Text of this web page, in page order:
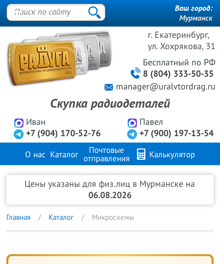
г. Екатеринбург,
ул. Хохрякова, 31
Иван
+7 (904) 170-52-76
Павел
+7 (900) 197-13-54
Бесплатный по РФ
8 (804) 333-50-35
manager@uralvtordrag.ru
Скупка радиодеталей
Ваш город:
Мурманск
О нас Каталог
Почтовые
отправления
Калькулятор
Продажа металлов Контакты
Цены указаны для физ.лиц в Мурманске на
06.08.2026
Главная Каталог Микросхемы